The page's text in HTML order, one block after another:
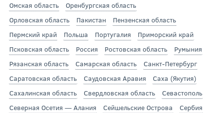
Омская область
Оренбургская область
Орловская область
Пакистан
Пензенская область
Пермский край
Польша Португалия
Приморский край
Псковская область
Россия Ростовская область
Румыния
Рязанская область
Самарская область
Санкт-Петербург
Саратовская область
Саудовская Аравия
Саха (Якутия)
Сахалинская область
Свердловская область
Севастополь
Северная Осетия — Алания
Сейшельские Острова
Сербия